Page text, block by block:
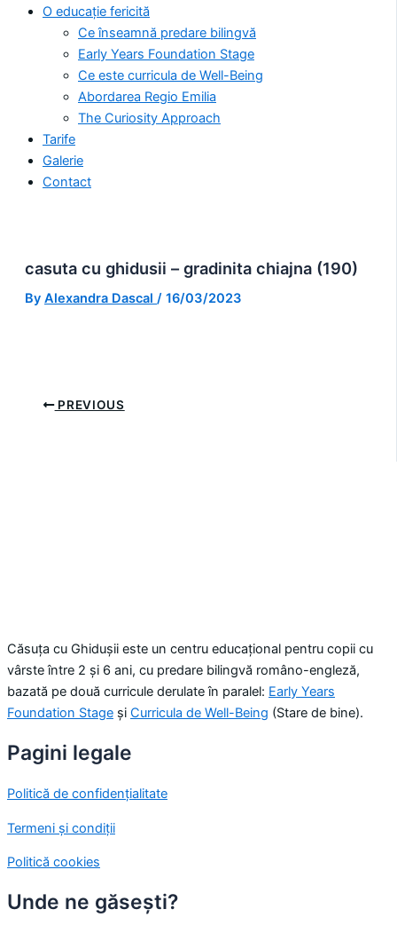
O educație fericită
Ce înseamnă predare bilingvă
Early Years Foundation Stage
Ce este curricula de Well-Being
Abordarea Regio Emilia
The Curiosity Approach
Tarife
Galerie
Contact
casuta cu ghidusii – gradinita chiajna (190)
By Alexandra Dascal / 16/03/2023
PREVIOUS
Căsuța cu Ghidușii este un centru educațional pentru copii cu
vârste între 2 și 6 ani, cu predare bilingvă româno-engleză,
bazată pe două curricule derulate în paralel: Early Years
Foundation Stage și Curricula de Well-Being (Stare de bine).
Pagini legale
Politică de confidențialitate
Termeni și condiții
Politică cookies
Unde ne găsești?